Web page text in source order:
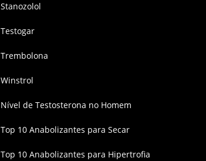
Stanozolol
Testogar
Trembolona
Winstrol
Nível de Testosterona no Homem
Top 10 Anabolizantes para Secar
Top 10 Anabolizantes para Hipertrofia